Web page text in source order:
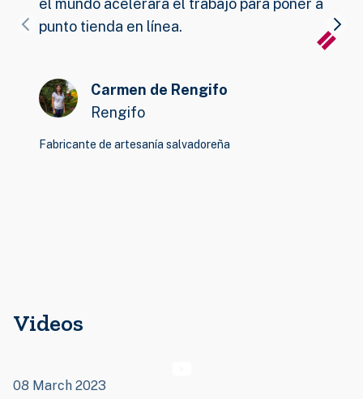
el mundo acelerara el trabajo para poner a
punto tienda en línea.
Carmen de Rengifo
Rengifo
Fabricante de artesanía salvadoreña
Videos
08 March 2023